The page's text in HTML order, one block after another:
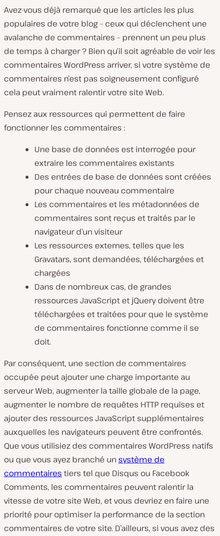
Avez-vous déjà remarqué que les articles les plus
populaires de votre blog – ceux qui déclenchent une
avalanche de commentaires – prennent un peu plus
de temps à charger ? Bien qu’il soit agréable de voir les
commentaires WordPress arriver, si votre système de
commentaires n’est pas soigneusement configuré
cela peut vraiment ralentir votre site Web.
Pensez aux ressources qui permettent de faire
fonctionner les commentaires :
Une base de données est interrogée pour
extraire les commentaires existants
Des entrées de base de données sont créées
pour chaque nouveau commentaire
Les commentaires et les métadonnées de
commentaires sont reçus et traités par le
navigateur d’un visiteur
Les ressources externes, telles que les
Gravatars, sont demandées, téléchargées et
chargées
Dans de nombreux cas, de grandes
ressources JavaScript et jQuery doivent être
téléchargées et traitées pour que le système
de commentaires fonctionne comme il se
doit.
Par conséquent, une section de commentaires
occupée peut ajouter une charge importante au
serveur Web, augmenter la taille globale de la page,
augmenter le nombre de requêtes HTTP requises et
ajouter des ressources JavaScript supplémentaires
auxquelles les navigateurs peuvent être confrontés.
Que vous utilisiez des commentaires WordPress natifs
ou que vous ayez branché unsystème de
commentaires tiers tel que Disqus ou Facebook
Comments, les commentaires peuvent ralentir la
vitesse de votre site Web, et vous devriez en faire une
priorité pour optimiser la performance de la section
commentaires de votre site. D’ailleurs, si vous avez des